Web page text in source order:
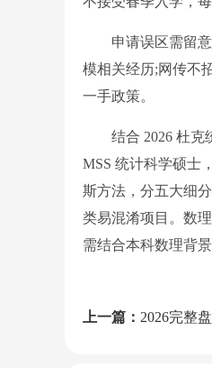
申请误区需留意
模相关经历;网传不
一手政策。
结合 2026 杜克统
MSS 统计科学硕士
斯方法，分五大细
类易混淆项目。数
需结合本科数理背
上一篇： 2026完整盘